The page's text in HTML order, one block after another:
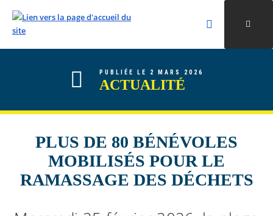
ALLER AU CONTENU
ALLER AU MENU
ALLER À LA RECHERCHE
Rechercher
Valider la
PUBLIÉE LE 2 MARS 2026
ACTUALITÉ
PLUS DE 80 BÉNÉVOLES
MOBILISÉS POUR LE
RAMASSAGE DES DÉCHETS